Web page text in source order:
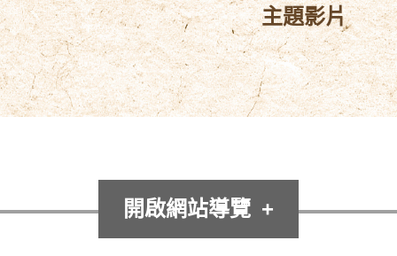
主題影片
開啟網站導覽